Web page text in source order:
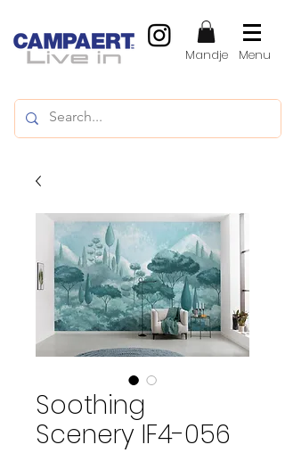
Mandje Menu
Soothing
Scenery IF4-056